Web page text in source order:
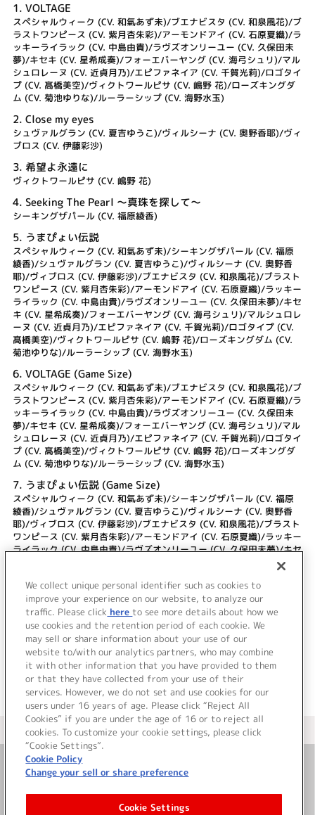
1. VOLTAGE
スペシャルウィーク (CV. 和氣あず未)/ブエナビスタ (CV. 和泉風花)/ブ
ラストワンピース (CV. 紫月杏朱彩)/アーモンドアイ (CV. 石原夏織)/ラ
ッキーライラック (CV. 中島由貴)/ラヴズオンリーユー (CV. 久保田未
夢)/キセキ (CV. 星希成奏)/フォーエバーヤング (CV. 海弓シュリ)/マル
シュロレーヌ (CV. 近貞月乃)/エピファネイア (CV. 千賀光莉)/ロゴタイ
プ (CV. 髙橋美空)/ヴィクトワールピサ (CV. 嶋野 花)/ローズキングダ
ム (CV. 菊池ゆりな)/ルーラーシップ (CV. 海野水玉)
2. Close my eyes
シュヴァルグラン (CV. 夏吉ゆうこ)/ヴィルシーナ (CV. 奥野香耶)/ヴィ
ブロス (CV. 伊藤彩沙)
3. 希望よ永遠に
ヴィクトワールピサ (CV. 嶋野 花)
4. Seeking The Pearl ～真珠を探して～
シーキングザパール (CV. 福原綾香)
5. うまぴょい伝説
スペシャルウィーク (CV. 和氣あず未)/シーキングザパール (CV. 福原
綾香)/シュヴァルグラン (CV. 夏吉ゆうこ)/ヴィルシーナ (CV. 奥野香
耶)/ヴィブロス (CV. 伊藤彩沙)/ブエナビスタ (CV. 和泉風花)/ブラスト
ワンピース (CV. 紫月杏朱彩)/アーモンドアイ (CV. 石原夏織)/ラッキー
ライラック (CV. 中島由貴)/ラヴズオンリーユー (CV. 久保田未夢)/キセ
キ (CV. 星希成奏)/フォーエバーヤング (CV. 海弓シュリ)/マルシュロレ
ーヌ (CV. 近貞月乃)/エピファネイア (CV. 千賀光莉)/ロゴタイプ (CV.
髙橋美空)/ヴィクトワールピサ (CV. 嶋野 花)/ローズキングダム (CV.
菊池ゆりな)/ルーラーシップ (CV. 海野水玉)
6. VOLTAGE (Game Size)
スペシャルウィーク (CV. 和氣あず未)/ブエナビスタ (CV. 和泉風花)/ブ
ラストワンピース (CV. 紫月杏朱彩)/アーモンドアイ (CV. 石原夏織)/ラ
ッキーライラック (CV. 中島由貴)/ラヴズオンリーユー (CV. 久保田未
夢)/キセキ (CV. 星希成奏)/フォーエバーヤング (CV. 海弓シュリ)/マル
シュロレーヌ (CV. 近貞月乃)/エピファネイア (CV. 千賀光莉)/ロゴタイ
プ (CV. 髙橋美空)/ヴィクトワールピサ (CV. 嶋野 花)/ローズキングダ
ム (CV. 菊池ゆりな)/ルーラーシップ (CV. 海野水玉)
7. うまぴょい伝説 (Game Size)
スペシャルウィーク (CV. 和氣あず未)/シーキングザパール (CV. 福原
綾香)/シュヴァルグラン (CV. 夏吉ゆうこ)/ヴィルシーナ (CV. 奥野香
耶)/ヴィブロス (CV. 伊藤彩沙)/ブエナビスタ (CV. 和泉風花)/ブラスト
ワンピース (CV. 紫月杏朱彩)/アーモンドアイ (CV. 石原夏織)/ラッキー
ライラック (CV. 中島由貴)/ラヴズオンリーユー (CV. 久保田未夢)/キセ
キ (CV. 星希成奏)/フォーエバーヤング (CV. 海弓シュリ)/マルシュロレ
髙橋美空)/ヴィクトワールピサ (CV. 嶋野 花)/ローズキングダム (CV.
菊池ゆりな)/ルーラーシップ (CV. 海野水玉)
＜ BACK
＜ カタログサイト トップページへ
お問い合わせ
サイト利用について
We collect unique personal identifier such as cookies to
improve your experience on our website, to analyze our
traffic. Please click here to see more details about how we
use cookies and the retention period of each cookie. We
may sell or share information about your use of our
website to/with our analytics partners, who may combine
it with other information that you have provided to them
or that they have collected from your use of their
services. However, we do not set and use cookies for our
users under 16 years of age. Please click “Reject All
Cookies” if you are under the age of 16 or to reject all
cookies. To customize your cookie settings, please click
“Cookie Settings”.
Cookie Policy
Change your sell or share preference
Cookie Settings